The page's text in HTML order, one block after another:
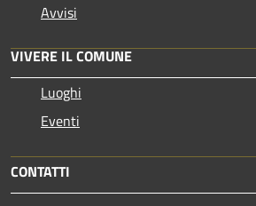
Avvisi
VIVERE IL COMUNE
Luoghi
Eventi
CONTATTI